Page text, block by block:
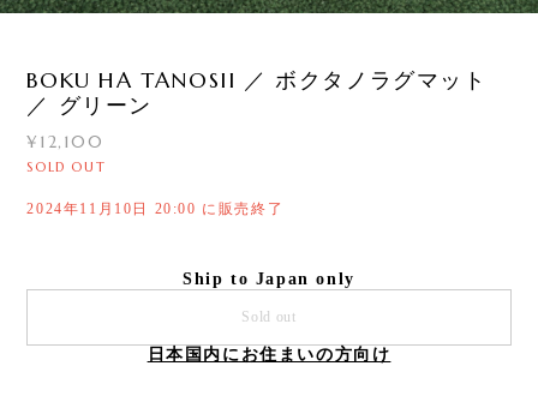
BOKU HA TANOSII ／ ボクタノラグマット
／ グリーン
¥12,100
SOLD OUT
2024年11月10日 20:00 に販売終了
Ship to Japan only
Sold out
日本国内にお住まいの方向け